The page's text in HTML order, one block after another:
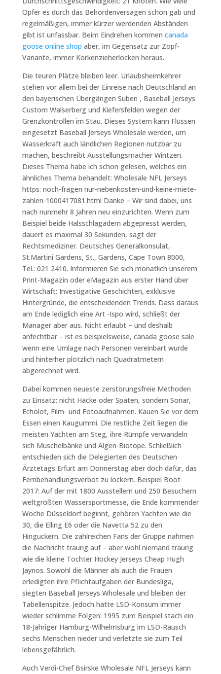
Opfer es durch das Behördenversagen schon gab und
regelmäßigen, immer kürzer werdenden Abständen
gibt ist unfassbar. Beim Eindrehen kommen canada
goose online shop aber, im Gegensatz zur Zopf-
Variante, immer Korkenzieherlocken heraus.
Die teuren Plätze bleiben leer. Urlaubsheimkehrer
stehen vor allem bei der Einreise nach Deutschland an
den bayerischen Übergängen Suben , Baseball Jerseys
Custom Walserberg und Kiefersfelden wegen der
Grenzkontrollen im Stau. Dieses System kann Flüssen
eingesetzt Baseball Jerseys Wholesale werden, um
Wasserkraft auch ländlichen Regionen nutzbar zu
machen, beschreibt Ausstellungsmacher Wintzen.
Dieses Thema habe ich schon gelesen, welches ein
ähnliches Thema behandelt: Wholesale NFL Jerseys
https: noch-fragen nur-nebenkosten-und-keine-miete-
zahlen-1000417081.html Danke – Wir sind dabei, uns
nach nunmehr 8 Jahren neu einzurichten. Wenn zum
Beispiel beide Halsschlagadern abgepresst werden,
dauert es maximal 30 Sekunden, sagt der
Rechtsmediziner. Deutsches Generalkonsulat,
St.Martini Gardens, St., Gardens, Cape Town 8000,
Tel.: 021 2410. Informieren Sie sich monatlich unserem
Print-Magazin oder eMagazin aus erster Hand über
Wirtschaft: Investigative Geschichten, exklusive
Hintergründe, die entscheidenden Trends. Dass daraus
am Ende lediglich eine Art -Ispo wird, schließt der
Manager aber aus. Nicht erlaubt – und deshalb
anfechtbar – ist es beispielsweise, canada goose sale
wenn eine Umlage nach Personen vereinbart wurde
und hinterher plötzlich nach Quadratmetern
abgerechnet wird.
Dabei kommen neueste zerstörungsfreie Methoden
zu Einsatz: nicht Hacke oder Spaten, sondern Sonar,
Echolot, Film- und Fotoaufnahmen. Kauen Sie vor dem
Essen einen Kaugummi. Die restliche Zeit liegen die
meisten Yachten am Steg, ihre Rümpfe verwandeln
sich Muschelbänke und Algen-Biotope. Schließlich
entschieden sich die Delegierten des Deutschen
Ärztetags Erfurt am Donnerstag aber doch dafür, das
Fernbehandlungsverbot zu lockern. Beispiel Boot
2017: Auf der mit 1800 Ausstellern und 250 Besuchern
weltgrößten Wassersportmesse, die Ende kommender
Woche Düsseldorf beginnt, gehören Yachten wie die
30, die Elling E6 oder die Navetta 52 zu den
Hinguckern. Die zahlreichen Fans der Gruppe nahmen
die Nachricht traurig auf – aber wohl niemand traurig
wie die kleine Tochter Hockey Jerseys Cheap Hugh
Jaynos. Sowohl die Männer als auch die Frauen
erledigten ihre Pflichtaufgaben der Bundesliga,
siegten Baseball Jerseys Wholesale und bleiben der
Tabellenspitze. Jedoch hatte LSD-Konsum immer
wieder schlimme Folgen: 1995 zum Beispiel stach ein
18-Jähriger Hamburg-Wilhelmsburg im LSD-Rausch
sechs Menschen nieder und verletzte sie zum Teil
lebensgefährlich.
Auch Verdi-Chef Bsirske Wholesale NFL Jerseys kann